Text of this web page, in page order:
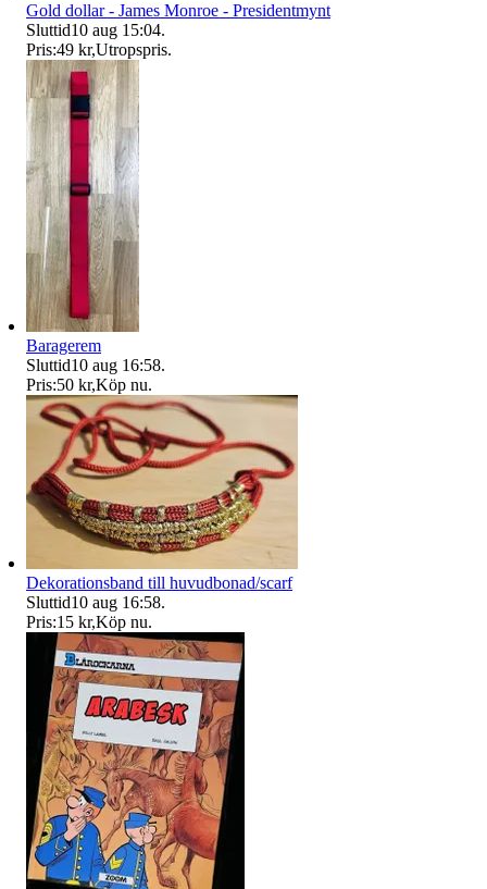
Gold dollar - James Monroe - Presidentmynt
Sluttid10 aug 15:04.
Pris:49 kr,Utropspris.
Baragerem
Sluttid10 aug 16:58.
Pris:50 kr,Köp nu.
Dekorationsband till huvudbonad/scarf
Sluttid10 aug 16:58.
Pris:15 kr,Köp nu.